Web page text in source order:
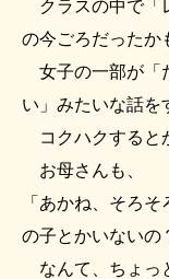
クラスの中で「
の今ごろだったか
女子の一部が「
い」みたいな話を
コクハクすると
お母さんも、
「あかね、そろ
の子とかいないの
なんて、ちょっ